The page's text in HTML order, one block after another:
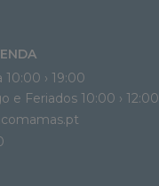
› 19:00
e Feriados 10:00 › 12:00